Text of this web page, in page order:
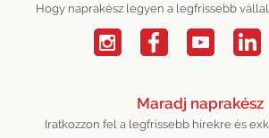
Hogy naprakész legyen a legfrissebb
Maradj naprakész
Iratkozzon fel a legfrissebb hírekre és